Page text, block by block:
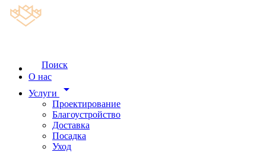
Поиск
О нас
Услуги
arrow_drop_down
Проектирование
Благоустройство
Доставка
Посадка
Уход